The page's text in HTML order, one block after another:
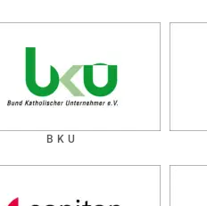
BKU